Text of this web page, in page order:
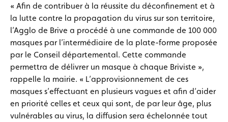
« Afin de contribuer à la réussite du déconfinement et à
la lutte contre la propagation du virus sur son territoire,
l’Agglo de Brive a procédé à une commande de 100 000
masques par l’intermédiaire de la plate-forme proposée
par le Conseil départemental. Cette commande
permettra de délivrer un masque à chaque Briviste »,
rappelle la mairie. « L’approvisionnement de ces
masques s’effectuant en plusieurs vagues et afin d’aider
en priorité celles et ceux qui sont, de par leur âge, plus
vulnérables au virus, la diffusion sera échelonnée tout